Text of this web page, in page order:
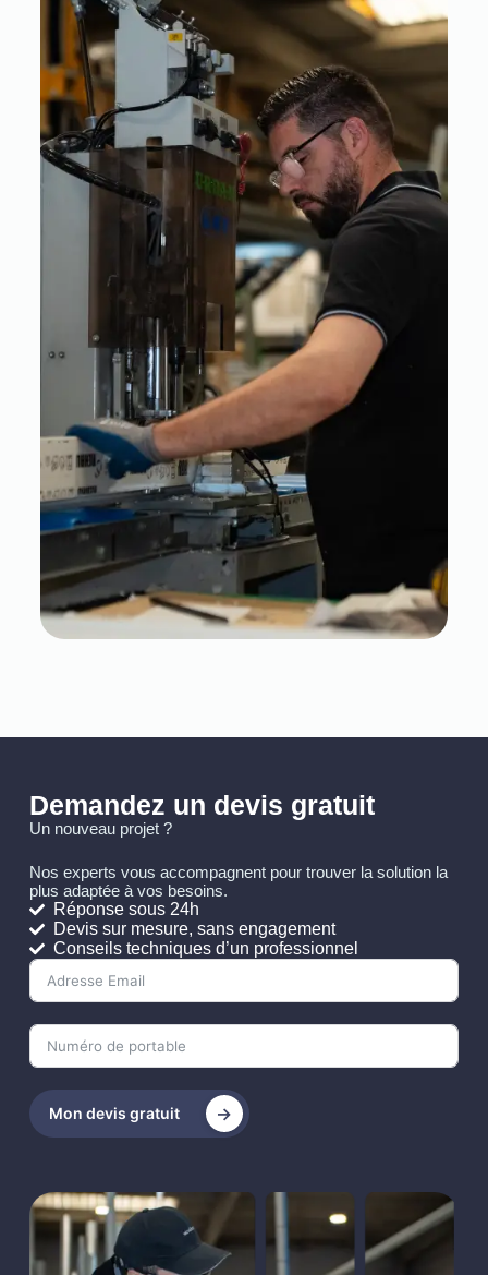
Demandez un devis gratuit
Un nouveau projet ?
Nos experts vous accompagnent pour trouver la solution la
plus adaptée à vos besoins.
Réponse sous 24h
Devis sur mesure, sans engagement
Conseils techniques d’un professionnel
Mon devis gratuit